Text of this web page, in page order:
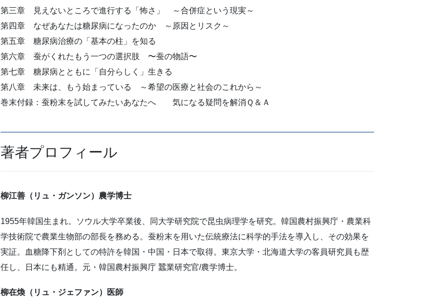
第三章 見えないところで進行する「怖さ」 ～合併症という現実～
第四章 なぜあなたは糖尿病になったのか ～原因とリスク～
第五章 糖尿病治療の「基本の柱」を知る
第六章 蚕がくれたもう一つの選択肢 〜蚕の物語〜
第七章 糖尿病とともに「自分らしく」生きる
第八章 未来は、もう始まっている ～希望の医療と社会のこれから～
巻末付録：蚕粉末を試してみたいあなたへ 気になる疑問を解消Ｑ＆Ａ
著者プロフィール
柳江善（リュ・ガンソン）農学博士
1955年韓国生まれ。ソウル大学卒業後、同大学研究院で昆虫病理学を研究。韓国農村振興庁・農業科
学技術院で農業生物部の部長を務める。蚕粉末を用いた伝統療法に科学的手法を導入し、その効果を
実証。血糖降下剤としての特許を韓国・中国・日本で取得。東京大学・北海道大学の客員研究員も歴
任し、日本にも精通。元・韓国農村振興庁 蠶業研究官/農学博士。
柳在煥（リュ・ジェファン）医師